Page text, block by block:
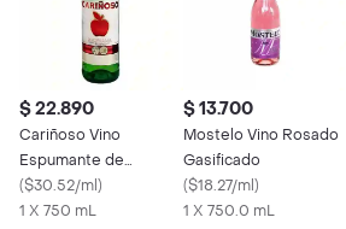
$ 22.890
Cariñoso Vino
Espumante de
Manzana
($30.52/ml)
1 X 750 mL
$ 13.700
Mostelo Vino Rosado
Gasificado
($18.27/ml)
1 X 750.0 mL